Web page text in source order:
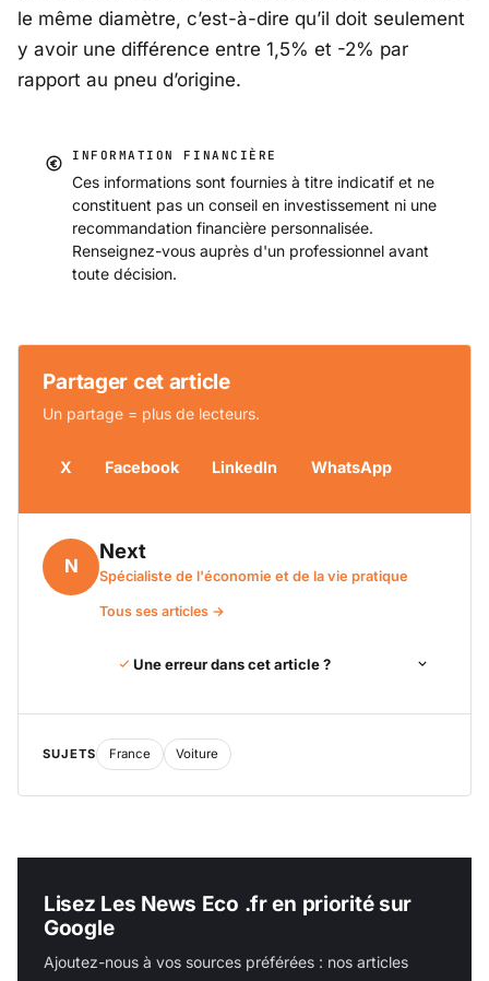
le même diamètre, c’est-à-dire qu’il doit seulement
y avoir une différence entre 1,5% et -2% par
rapport au pneu d’origine.
INFORMATION FINANCIÈRE
Ces informations sont fournies à titre indicatif et ne
constituent pas un conseil en investissement ni une
recommandation financière personnalisée.
Renseignez-vous auprès d'un professionnel avant
toute décision.
Partager cet article
Un partage = plus de lecteurs.
X Facebook LinkedIn WhatsApp
N
Next
Spécialiste de l'économie et de la vie pratique
Tous ses articles →
Une erreur dans cet article ?
SUJETS France Voiture
Lisez Les News Eco .fr en priorité sur
Google
Ajoutez-nous à vos sources préférées : nos articles